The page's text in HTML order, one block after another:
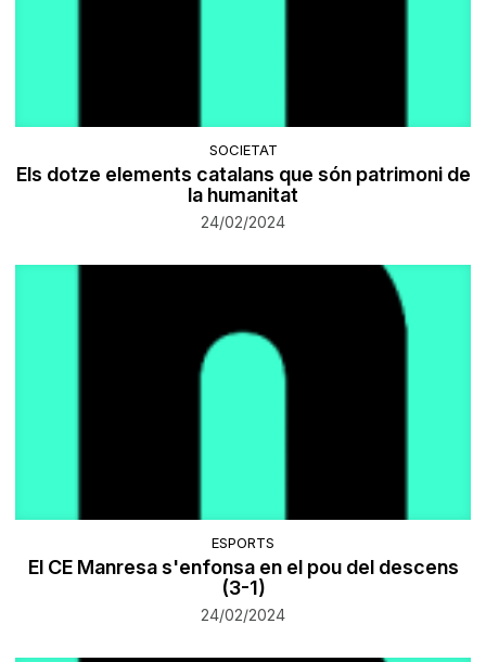
SOCIETAT
Els dotze elements catalans que són patrimoni de
la humanitat
24/02/2024
ESPORTS
El CE Manresa s'enfonsa en el pou del descens
(3-1)
24/02/2024